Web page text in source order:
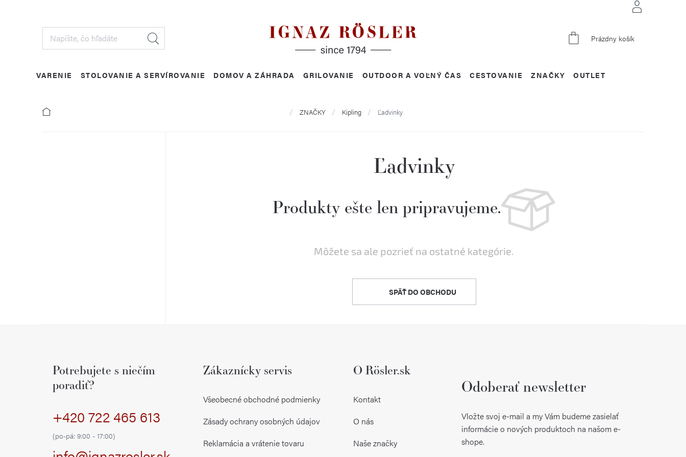
NÁKUPNÝ
Prázdny košík
VARENIE STOLOVANIE A SERVÍROVANIE DOMOV A ZÁHRADA GRILOVANIE OUTDOOR A VOĽNÝ ČAS CESTOVANIE OUTLET
ZNAČKY
DomovZNAČKY Kipling Ľadvinky
Ľadvinky
Produkty ešte len pripravujeme.
Môžete sa ale pozrieť na ostatné kategórie.
SPÄŤ DO OBCHODU
Potrebujete s niečím
poradiť?
+420 722 465 613
(po-pá: 9:00 - 17:00)
Zákaznícky servis
Všeobecné obchodné podmienky
Zásady ochrany osobných údajov
Reklamácia a vrátenie tovaru
O Rösler.sk
Kontakt
O nás
Naše značky
Odoberať newsletter
Vložte svoj e-mail a my Vám budeme zasielať
informácie o nových produktoch na našom e-
shope.